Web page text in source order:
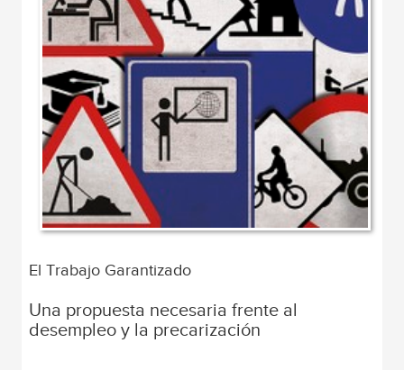
El Trabajo Garantizado
Una propuesta necesaria frente al
desempleo y la precarización